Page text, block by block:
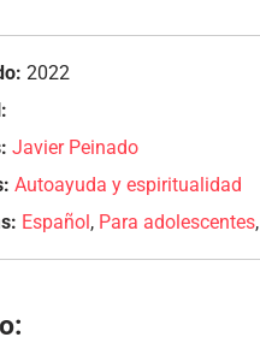
2022
Javier Peinado
Autoayuda y espiritualidad
Español, Para adolescentes,